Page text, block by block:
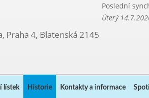
Poslední
Úterý
Praha 4, Blatenská 2145
lístek Historie Kontakty a informace